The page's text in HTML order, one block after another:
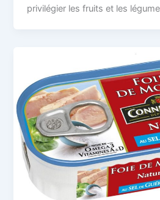
privilégier les fruits et les